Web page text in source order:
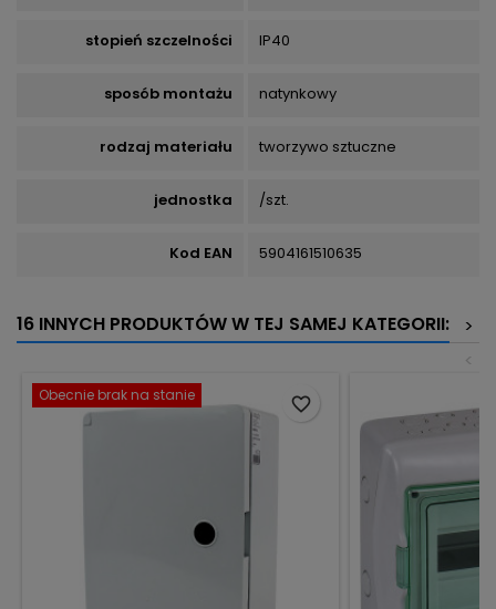
stopień szczelności IP40
sposób montażu natynkowy
rodzaj materiału tworzywo sztuczne
jednostka /szt.
Kod EAN 5904161510635
16 INNYCH PRODUKTÓW W TEJ SAMEJ KATEGORII:
>
<
Obecnie brak na stanie favorite_border